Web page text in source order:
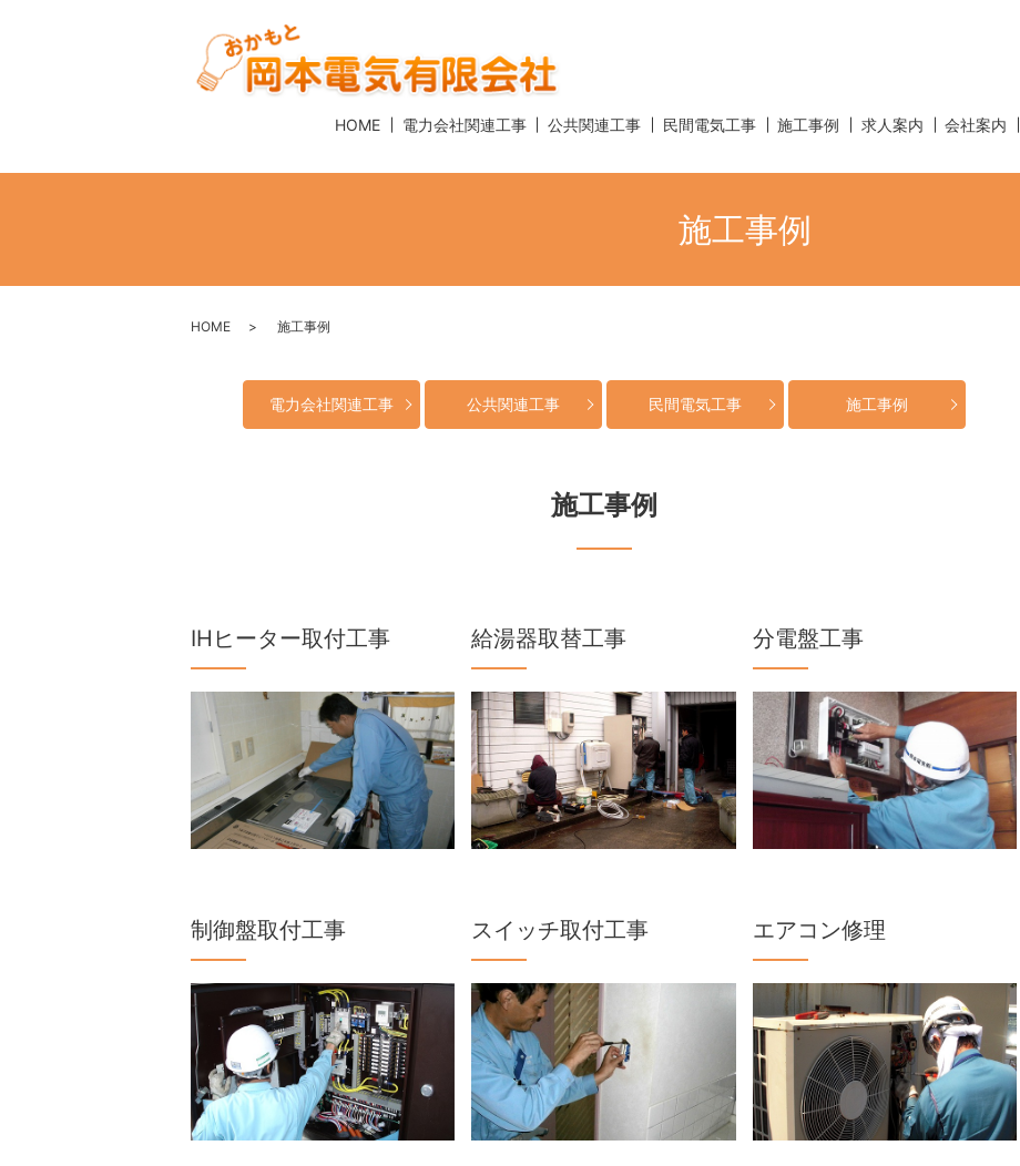
HOME 電力会社関連工事 公共関連工事 民間電気工事 施工事例 求人案内 会社案内
施工事例
HOME 施工事例
電力会社関連工事 公共関連工事 民間電気工事 施工事例
施工事例
IHヒーター取付工事 給湯器取替工事 分電盤工事
制御盤取付工事 スイッチ取付工事 エアコン修理